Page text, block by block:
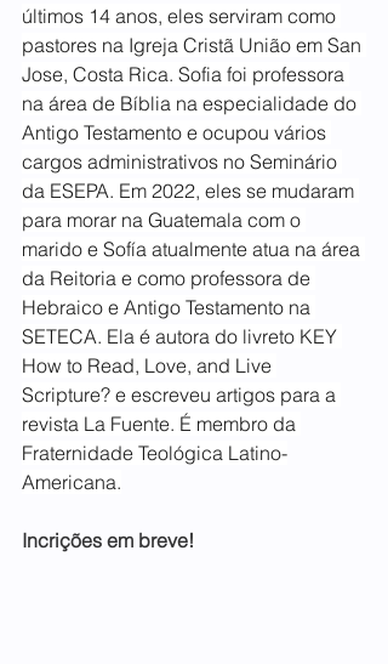
últimos 14 anos, eles serviram como
pastores na Igreja Cristã União em San
Jose, Costa Rica. Sofia foi professora
na área de Bíblia na especialidade do
Antigo Testamento e ocupou vários
cargos administrativos no Seminário
da ESEPA. Em 2022, eles se mudaram
para morar na Guatemala com o
marido e Sofía atualmente atua na área
da Reitoria e como professora de
Hebraico e Antigo Testamento na
SETECA. Ela é autora do livreto KEY
How to Read, Love, and Live
Scripture? e escreveu artigos para a
revista La Fuente. É membro da
Fraternidade Teológica Latino-
Americana.
Incrições em breve!